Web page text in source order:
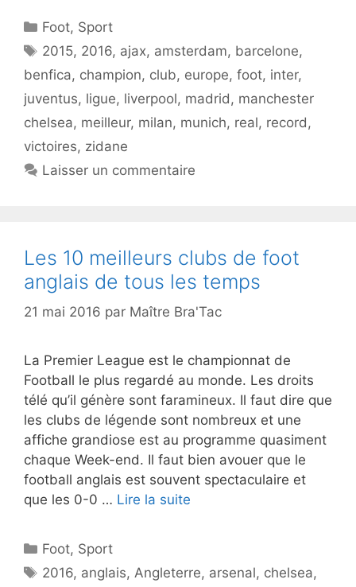
Catégories
Foot, Sport
Étiquettes
2015, 2016, ajax, amsterdam, barcelone,
benfica, champion, club, europe, foot, inter,
juventus, ligue, liverpool, madrid , manchester
chelsea, meilleur, milan, munich, real, record ,
victoires, zidane
Laisser un commentaire
Les 10 meilleurs clubs de foot
anglais de tous les temps
21 mai 2016 par Maître Bra'Tac
La Premier League est le championnat de
Football le plus regardé au monde. Les droits
télé qu’il génère sont faramineux. Il faut dire que
les clubs de légende sont nombreux et une
affiche grandiose est au programme quasiment
chaque Week-end. Il faut bien avouer que le
football anglais est souvent spectaculaire et
que les 0-0 … Lire la suite
Catégories
Foot, Sport
Étiquettes
2016, anglais,Angleterre, arsenal, chelsea,